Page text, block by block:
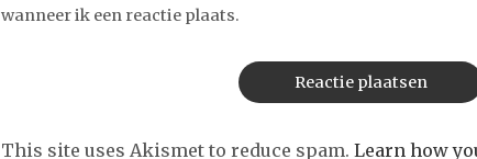
wanneer ik een reactie plaats.
This site uses Akismet to reduce spam. Learn how